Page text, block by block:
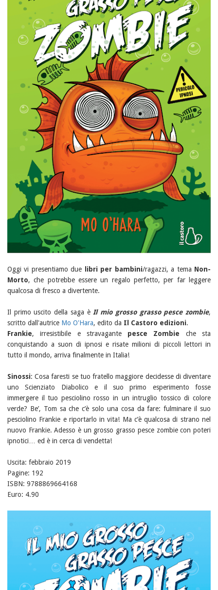
Oggi vi presentiamo due libri per bambini/ragazzi, a tema Non-
Morto, che potrebbe essere un regalo perfetto, per far leggere
qualcosa di fresco a divertente.
Il primo uscito della saga è Il mio grosso grasso pesce zombie,
scritto dall'autrice Mo O'Hara, edito da Il Castoro edizioni.
Frankie, irresistibile e stravagante pesce Zombie che sta
conquistando a suon di ipnosi e risate milioni di piccoli lettori in
tutto il mondo, arriva finalmente in Italia!
Sinossi: Cosa faresti se tuo fratello maggiore decidesse di diventare
uno Scienziato Diabolico e il suo primo esperimento fosse
immergere il tuo pesciolino rosso in un intruglio tossico di colore
verde? Be’, Tom sa che c’è solo una cosa da fare: fulminare il suo
pesciolino Frankie e riportarlo in vita! Ma c’è qualcosa di strano nel
nuovo Frankie. Adesso è un grosso grasso pesce zombie con poteri
ipnotici… ed è in cerca di vendetta!
Uscita: febbraio 2019
Pagine: 192
ISBN: 9788869664168
Euro: 4.90